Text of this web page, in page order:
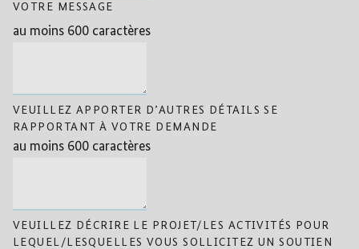
VOTRE MESSAGE
au moins 600 caractères
VEUILLEZ APPORTER D’AUTRES DÉTAILS SE
RAPPORTANT À VOTRE DEMANDE
au moins 600 caractères
VEUILLEZ DÉCRIRE LE PROJET/LES ACTIVITÉS POUR
LEQUEL/LESQUELLES VOUS SOLLICITEZ UN SOUTIEN